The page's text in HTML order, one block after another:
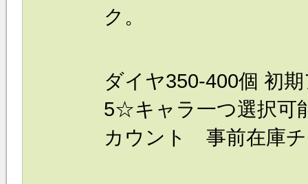
ク。
ダイヤ350-400個 初
5☆キャラ一つ選択可
カウント 事前在庫